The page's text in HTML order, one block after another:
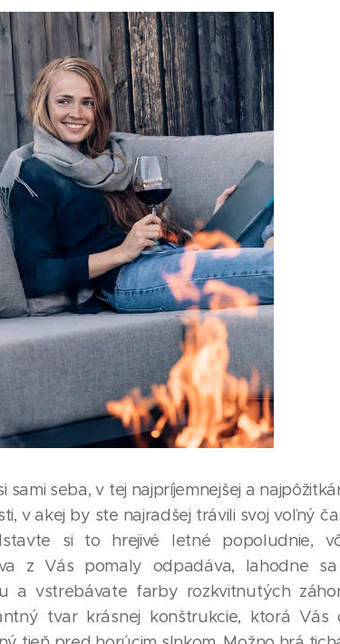
sami seba, v tej najpríjemnejšej a
v akej by ste najradšej trávili svoj voľný
si to hrejivé letné popoludnie,
z Vás pomaly odpadáva, lahodne
a vstrebávate farby rozkvitnutých
tvar krásnej konštrukcie, ktorá Vás